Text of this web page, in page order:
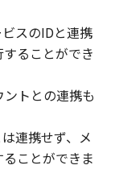
スのIDと連携
ることができ
ントとの連携も
連携せず、メ
ことができま